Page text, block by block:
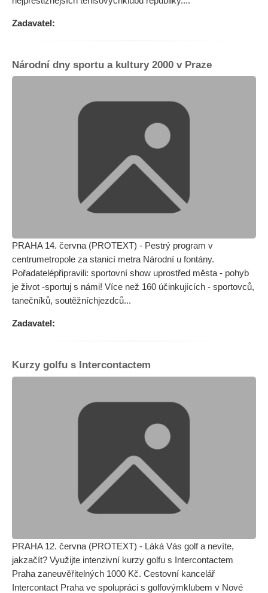
Zadavatel:
Národní dny sportu a kultury 2000 v Praze
PRAHA 14. června (PROTEXT) - Pestrý program v
centrumetropole za stanicí metra Národní u fontány.
Pořadatelépřipravili: sportovní show uprostřed města - pohyb
je život -sportuj s námi! Více než 160 účinkujících - sportovců,
tanečníků, soutěžníchjezdců...
Zadavatel:
Kurzy golfu s Intercontactem
PRAHA 12. června (PROTEXT) - Láká Vás golf a nevíte,
jakzačít? Využijte intenzivní kurzy golfu s Intercontactem
Praha zaneuvěřitelných 1000 Kč. Cestovní kancelář
Intercontact Praha ve spolupráci s golfovýmklubem v Nové